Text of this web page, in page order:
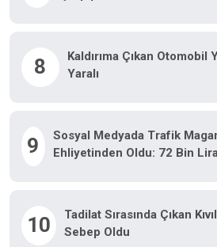
8
Kaldırıma Çıkan Otomobil
Yaralı
9
Sosyal Medyada Trafik
Ehliyetinden Oldu: 72 Bin
10
Tadilat Sırasında Çıkan
Sebep Oldu